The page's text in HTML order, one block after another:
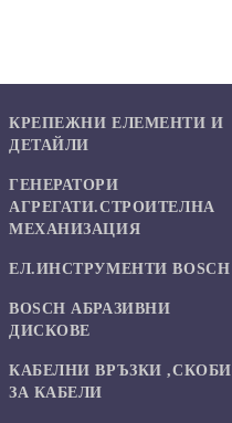
КРЕПЕЖНИ ЕЛЕМЕНТИ И
ДЕТАЙЛИ
ГЕНЕРАТОРИ
АГРЕГАТИ.СТРОИТЕЛНА
МЕХАНИЗАЦИЯ
ЕЛ.ИНСТРУМЕНТИ BOSCH
BOSCH АБРАЗИВНИ
ДИСКОВЕ
КАБЕЛНИ ВРЪЗКИ ,СКОБИ
ЗА КАБЕЛИ